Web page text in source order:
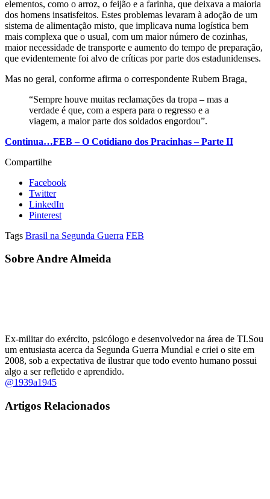
elementos, como o arroz, o feijão e a farinha, que deixava a maioria
dos homens insatisfeitos. Estes problemas levaram à adoção de um
sistema de alimentação misto, que implicava numa logística bem
mais complexa que o usual, com um maior número de cozinhas,
maior necessidade de transporte e aumento do tempo de preparação,
que evidentemente foi alvo de críticas por parte dos estadunidenses.
Mas no geral, conforme afirma o correspondente Rubem Braga,
“Sempre houve muitas reclamações da tropa – mas a
verdade é que, com a espera para o regresso e a
viagem, a maior parte dos soldados engordou”.
Continua…FEB – O Cotidiano dos Pracinhas – Parte II
Compartilhe
Facebook
Twitter
LinkedIn
Pinterest
Tags Brasil na Segunda Guerra FEB
Sobre Andre Almeida
Ex-militar do exército, psicólogo e desenvolvedor na área de TI.Sou
um entusiasta acerca da Segunda Guerra Mundial e criei o site em
2008, sob a expectativa de ilustrar que todo evento humano possui
algo a ser refletido e aprendido.
@1939a1945
Artigos Relacionados